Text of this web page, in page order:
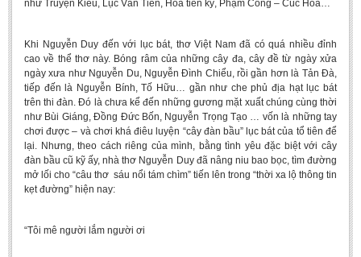
như Truyện Kiều, Lục Vân Tiên, Hoa tiên ký, Phạm Công – Cúc Hoa…
Khi Nguyễn Duy đến với lục bát, thơ Việt Nam đã có quá nhiều đỉnh
cao về thể thơ này. Bóng râm của những cây đa, cây đề từ ngày xửa
ngày xưa như Nguyễn Du, Nguyễn Đình Chiểu, rồi gần hơn là Tản Đà,
tiếp đến là Nguyễn Bính, Tố Hữu… gần như che phủ địa hạt lục bát
trên thi đàn. Đó là chưa kể đến những gương mặt xuất chúng cùng thời
như Bùi Giáng, Đồng Đức Bốn, Nguyễn Trọng Tạo … vốn là những tay
chơi được – và chơi khá điêu luyện “cây đàn bầu” lục bát của tổ tiên để
lại. Nhưng, theo cách riêng của mình, bằng tình yêu đặc biệt với cây
đàn bầu cũ kỹ ấy, nhà thơ Nguyễn Duy đã nâng niu bao bọc, tìm đường
mở lối cho “câu thơ sáu nổi tám chìm” tiến lên trong “thời xa lộ thông tin
kẹt đường” hiện nay:
“Tôi mê người lắm người ơi